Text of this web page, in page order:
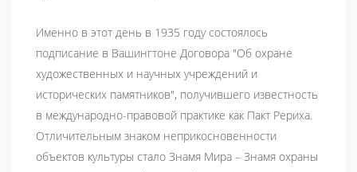
Именно в этот день в 1935 году состоялось
подписание в Вашингтоне Договора "Об охране
художественных и научных учреждений и
исторических памятников", получившего известность
в международно-правовой практике как Пакт Рериха.
Отличительным знаком неприкосновенности
объектов культуры стало Знамя Мира – Знамя охраны